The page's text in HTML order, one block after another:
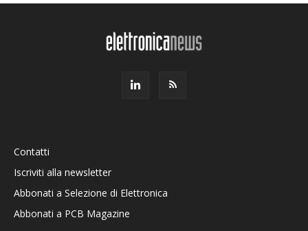
Contatti
Iscriviti alla newsletter
Abbonati a Selezione di Elettronica
Abbonati a PCB Magazine